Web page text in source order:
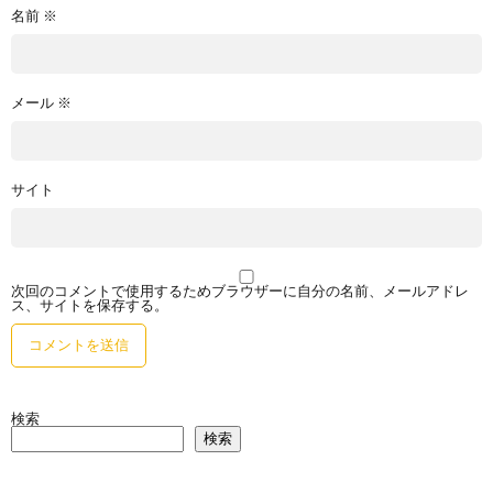
名前 ※
メール ※
サイト
次回のコメントで使用するためブラウザーに自分の名前、メールアドレ
ス、サイトを保存する。
検索
検索